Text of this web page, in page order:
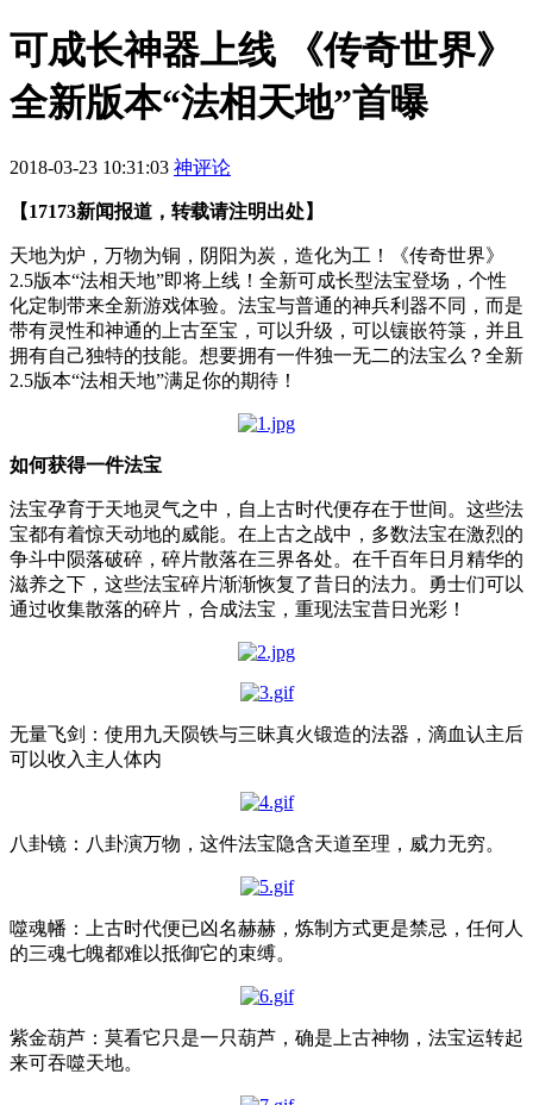
可成长神器上线 《传奇世界》
全新版本“法相天地”首曝
2018-03-23 10:31:03 神评论
【17173新闻报道，转载请注明出处】
天地为炉，万物为铜，阴阳为炭，造化为工！《传奇世界》
2.5版本“法相天地”即将上线！全新可成长型法宝登场，个性
化定制带来全新游戏体验。法宝与普通的神兵利器不同，而是
带有灵性和神通的上古至宝，可以升级，可以镶嵌符箓，并且
拥有自己独特的技能。想要拥有一件独一无二的法宝么？全新
2.5版本“法相天地”满足你的期待！
如何获得一件法宝
法宝孕育于天地灵气之中，自上古时代便存在于世间。这些法
宝都有着惊天动地的威能。在上古之战中，多数法宝在激烈的
争斗中陨落破碎，碎片散落在三界各处。在千百年日月精华的
滋养之下，这些法宝碎片渐渐恢复了昔日的法力。勇士们可以
通过收集散落的碎片，合成法宝，重现法宝昔日光彩！
无量飞剑：使用九天陨铁与三昧真火锻造的法器，滴血认主后
可以收入主人体内
八卦镜：八卦演万物，这件法宝隐含天道至理，威力无穷。
噬魂幡：上古时代便已凶名赫赫，炼制方式更是禁忌，任何人
的三魂七魄都难以抵御它的束缚。
紫金葫芦：莫看它只是一只葫芦，确是上古神物，法宝运转起
来可吞噬天地。